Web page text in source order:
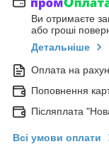
Ви отримаєте
або гроші
Детальніше
Оплата на
Поповнення
Післяплата
Всі умови оплати